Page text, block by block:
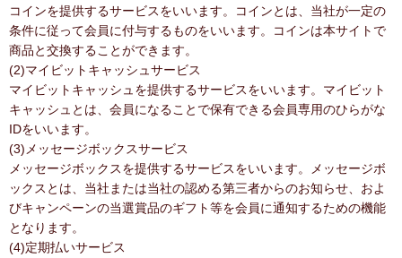
コインを提供するサービスをいいます。コインとは、当社が一定の
条件に従って会員に付与するものをいいます。コインは本サイトで
商品と交換することができます。
(2)マイビットキャッシュサービス
マイビットキャッシュを提供するサービスをいいます。マイビット
キャッシュとは、会員になることで保有できる会員専用のひらがな
IDをいいます。
(3)メッセージボックスサービス
メッセージボックスを提供するサービスをいいます。メッセージボ
ックスとは、当社または当社の認める第三者からのお知らせ、およ
びキャンペーンの当選賞品のギフト等を会員に通知するための機能
となります。
(4)定期払いサービス